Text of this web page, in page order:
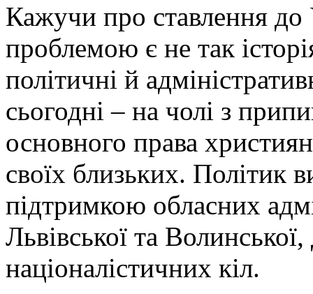
Кажучи про ставлення
проблемою є не так
політичні й
сьогодні – на чолі з
основного права
своїх близьких. Політик
підтримкою обласних
Львівської та
націоналістичних кіл.